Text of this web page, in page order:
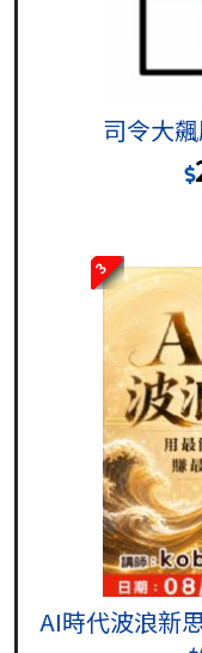
司令大
3
AI時代波浪新